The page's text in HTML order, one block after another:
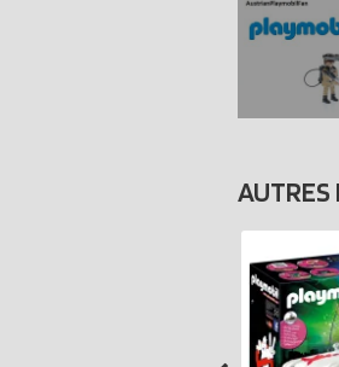
AUTRES